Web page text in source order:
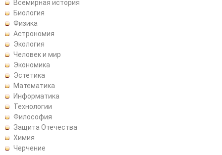
Всемирная история
Биология
Физика
Астрономия
Экология
Человек и мир
Экономика
Эстетика
Математика
Информатика
Технологии
Философия
Защита Отечества
Химия
Черчение